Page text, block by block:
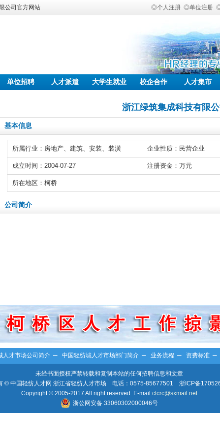
公司官方网站 ◎个人注册 ◎单位注册
单位招聘 人才派遣 大学生就业 校企合作 人才集市
浙江绿筑集成科技有限公
基本信息
所属行业：房地产、建筑、安装、装潢 企业性质：民营企业
成立时间：2004-07-27 注册资金：万元
所在地区：柯桥
公司简介
人才市场公司简介 ─ 中国轻纺城人才市场部门简介 ─ 业务流程 ─ 资费标准 ─
未经书面授权严禁转载和复制本站的任何招聘信息和文章
© 中国轻纺人才网 浙江省轻纺人才市场 电话：0575-85677501 浙ICP备
Copyright © 2005-2017 All right reserved E-mail:ctcrc@sxmail.net
浙公网安备 33060302000046号